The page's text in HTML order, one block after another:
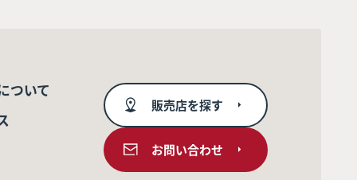
ついて
販売店を探す
お問い合わせ